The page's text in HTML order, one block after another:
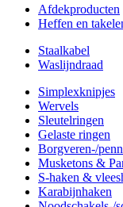
Afdekproducten
Heffen en
Staalkabel
Waslijndraad
Simplexknipjes
Wervels
Sleutelringen
Gelaste ringen
Borgveren-/
Musketons &
S-haken &
Karabijnhaken